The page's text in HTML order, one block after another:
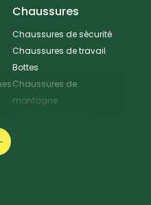
Chaussures
Chaussures de sécurité
Chaussures de travail
Bottes
Chaussures de
montagne